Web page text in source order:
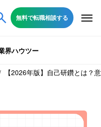
無料で転職相談する
界ハウツー
【2026年版】自己研鑽とは？